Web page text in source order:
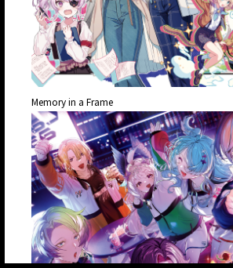
Memory in a Frame